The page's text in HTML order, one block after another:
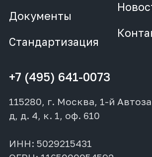
Документы
Стандартизация
+7 (495) 641-0073
115280, г. Москва, 1-й
д, д. 4, к. 1, оф. 610
ИНН: 5029215431